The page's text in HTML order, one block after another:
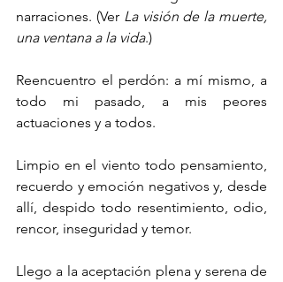
narraciones. (Ver La visión de la muerte,
una ventana a la vida.)
Reencuentro el perdón: a mí mismo, a
todo mi pasado, a mis peores
actuaciones y a todos.
Limpio en el viento todo pensamiento,
recuerdo y emoción negativos y, desde
allí, despido todo resentimiento, odio,
rencor, inseguridad y temor.
Llego a la aceptación plena y serena de